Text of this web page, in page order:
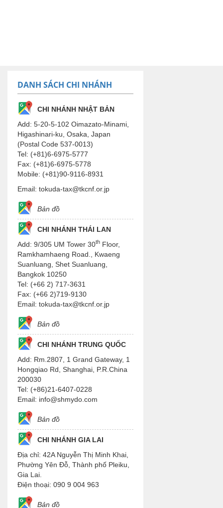
DANH SÁCH CHI NHÁNH
CHI NHÁNH NHẬT BẢN
Add: 5-20-5-102 Oimazato-Minami,
Higashinari-ku, Osaka, Japan
(Postal Code 537-0013)
Tel: (+81)6-6975-5777
Fax: (+81)6-6975-5778
Mobile: (+81)90-9116-8931
Email: tokuda-tax@tkcnf.or.jp
Bản đồ
CHI NHÁNH THÁI LAN
Add: 9/305 UM Tower 30th Floor,
Ramkhamhaeng Road., Kwaeng
Suanluang, Shet Suanluang,
Bangkok 10250
Tel: (+66 2) 717-3631
Fax: (+66 2)719-9130
Email: tokuda-tax@tkcnf.or.jp
Bản đồ
CHI NHÁNH TRUNG QUỐC
Add: Rm.2807, 1 Grand Gateway, 1
Hongqiao Rd, Shanghai, P.R.China
200030
Tel: (+86)21-6407-0228
Email: info@shmydo.com
Bản đồ
CHI NHÁNH GIA LAI
Địa chỉ: 42A Nguyễn Thị Minh Khai,
Phường Yên Đỗ, Thành phố Pleiku,
Gia Lai.
Điện thoại: 090 9 004 963
Bản đồ